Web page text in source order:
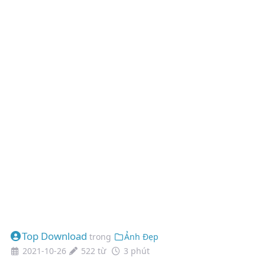
Top Download trong
Ảnh Đẹp
2021-10-26
522 từ 3 phút